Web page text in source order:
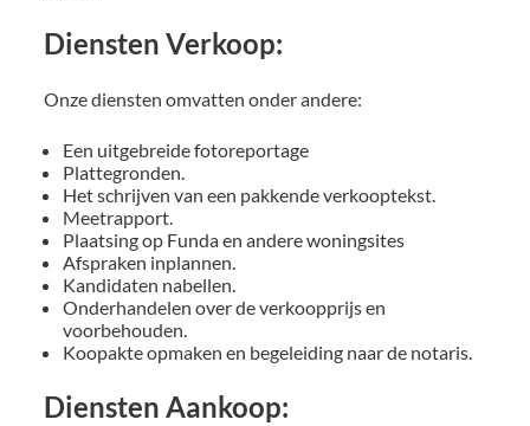
Diensten Verkoop:
Onze diensten omvatten onder andere:
Een uitgebreide fotoreportage
Plattegronden.
Het schrijven van een pakkende verkooptekst.
Meetrapport.
Plaatsing op Funda en andere woningsites
Afspraken inplannen.
Kandidaten nabellen.
Onderhandelen over de verkoopprijs en
voorbehouden.
Koopakte opmaken en begeleiding naar de notaris.
Diensten Aankoop: